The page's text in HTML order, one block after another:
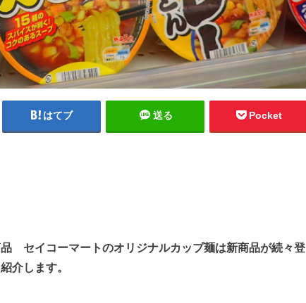
はてブ 送る Pocket
セイコーマートのオリジナルカップ麺は新商品が続々登
介します。